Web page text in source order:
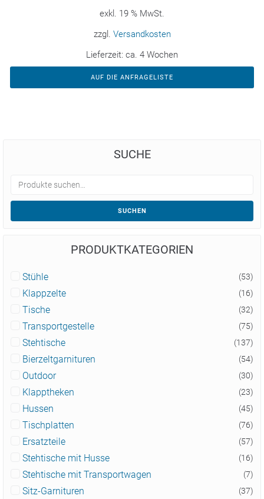
exkl. 19 % MwSt.
zzgl. Versandkosten
Lieferzeit: ca. 4 Wochen
AUF DIE ANFRAGELISTE
SUCHE
SUCHEN
PRODUKTKATEGORIEN
Stühle (53)
Klappzelte (16)
Tische (32)
Transportgestelle (75)
Stehtische (137)
Bierzeltgarnituren (54)
Outdoor (30)
Klapptheken (23)
Hussen (45)
Tischplatten (76)
Ersatzteile (57)
Stehtische mit Husse (16)
Stehtische mit Transportwagen (7)
Sitz-Garnituren (37)